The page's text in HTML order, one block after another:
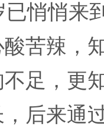
悄悄来
苦辣，
足，更
后来通